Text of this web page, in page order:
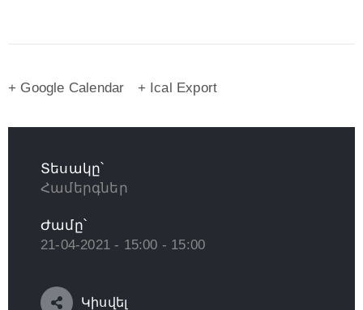
+ Google Calendar + Ical Export
Տեսակը՝
Համերգներ
Ժամը՝
21-04-2021 - 15:00 - 15:00
Կիսվել